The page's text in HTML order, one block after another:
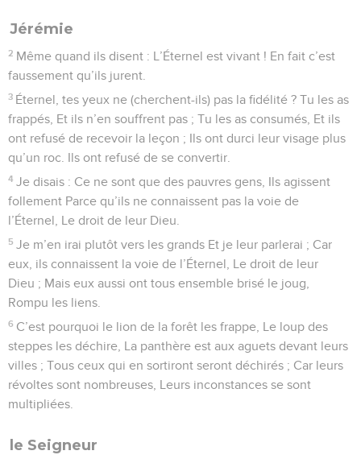
Jérémie
2 Même quand ils disent : L’Éternel est vivant ! En fait c’est
faussement qu’ils jurent.
3 Éternel, tes yeux ne (cherchent-ils) pas la fidélité ? Tu les as
frappés, Et ils n’en souffrent pas ; Tu les as consumés, Et ils
ont refusé de recevoir la leçon ; Ils ont durci leur visage plus
qu’un roc. Ils ont refusé de se convertir.
4 Je disais : Ce ne sont que des pauvres gens, Ils agissent
follement Parce qu’ils ne connaissent pas la voie de
l’Éternel, Le droit de leur Dieu.
5 Je m’en irai plutôt vers les grands Et je leur parlerai ; Car
eux, ils connaissent la voie de l’Éternel, Le droit de leur
Dieu ; Mais eux aussi ont tous ensemble brisé le joug,
Rompu les liens.
6 C’est pourquoi le lion de la forêt les frappe, Le loup des
steppes les déchire, La panthère est aux aguets devant leurs
villes ; Tous ceux qui en sortiront seront déchirés ; Car leurs
révoltes sont nombreuses, Leurs inconstances se sont
multipliées.
le Seigneur